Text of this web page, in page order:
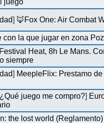
juego
] 🦊Fox One: Air Combat
con la que jugar en zona
Festival Heat, 8h Le Mans.
siempre
] MeepleFlix: Prestamo
juego me compro?]
the lost world (Reglamento)